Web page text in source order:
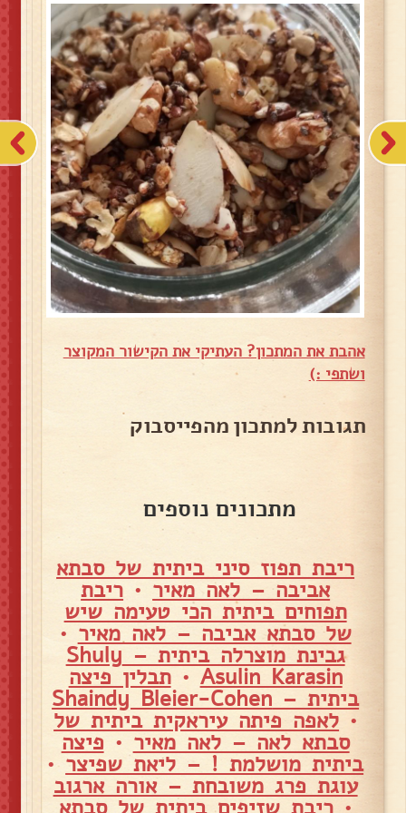
אהבת את המתכון? העתיקי את הקישור המקוצר
ושתפי :)
תגובות למתכון מהפייסבוק
מתכונים נוספים
ריבת תפוז סיני ביתית של סבתא
אביבה – לאה מאיר • ריבת
תפוחים ביתית הכי טעימה שיש
של סבתא אביבה – לאה מאיר •
גבינת מוצרלה ביתית – Shuly
Asulin Karasin
•תבלין פיצה
ביתית – Shaindy Bleier-Cohen
• לאפה פיתה עיראקית ביתית של
סבתא לאה – לאה מאיר • פיצה
ביתית מושלמת ! – ליאת שפיצר •
עוגת פרג משובחת – אורה ארגוב